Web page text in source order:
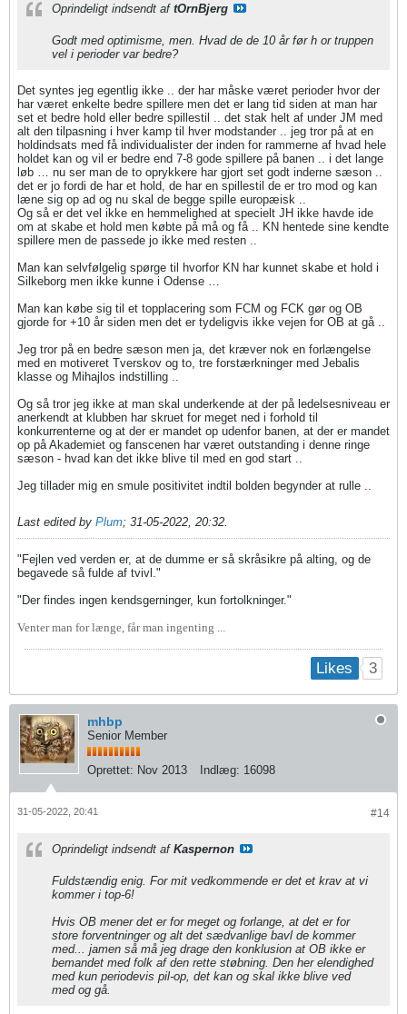
Oprindeligt indsendt af tOrnBjerg
Godt med optimisme, men. Hvad de de 10 år før h or truppen
vel i perioder var bedre?
Det syntes jeg egentlig ikke .. der har måske været perioder hvor der
har været enkelte bedre spillere men det er lang tid siden at man har
set et bedre hold eller bedre spillestil .. det stak helt af under JM med
alt den tilpasning i hver kamp til hver modstander .. jeg tror på at en
holdindsats med få individualister der inden for rammerne af hvad hele
holdet kan og vil er bedre end 7-8 gode spillere på banen .. i det lange
løb … nu ser man de to oprykkere har gjort set godt inderne sæson ..
det er jo fordi de har et hold, de har en spillestil de er tro mod og kan
læne sig op ad og nu skal de begge spille europæisk ..
Og så er det vel ikke en hemmelighed at specielt JH ikke havde ide
om at skabe et hold men købte på må og få .. KN hentede sine kendte
spillere men de passede jo ikke med resten ..
Man kan selvfølgelig spørge til hvorfor KN har kunnet skabe et hold i
Silkeborg men ikke kunne i Odense …
Man kan købe sig til et topplacering som FCM og FCK gør og OB
gjorde for +10 år siden men det er tydeligvis ikke vejen for OB at gå ..
Jeg tror på en bedre sæson men ja, det kræver nok en forlængelse
med en motiveret Tverskov og to, tre forstærkninger med Jebalis
klasse og Mihajlos indstilling ..
Og så tror jeg ikke at man skal underkende at der på ledelsesniveau er
anerkendt at klubben har skruet for meget ned i forhold til
konkurrenterne og at der er mandet op udenfor banen, at der er mandet
op på Akademiet og fanscenen har været outstanding i denne ringe
sæson - hvad kan det ikke blive til med en god start ..
Jeg tillader mig en smule positivitet indtil bolden begynder at rulle ..
Last edited by Plum; 31-05-2022, 20:32
"Fejlen ved verden er, at de dumme er så skråsikre på alting, og de
begavede så fulde af tvivl."
"Der findes ingen kendsgerninger, kun fortolkninger."
Venter man for længe, får man ingenting ...
Likes 3
mhbp
Senior Member
Oprettet: Nov 2013 Indlæg: 16098
#14
31-05-2022, 20:41
Oprindeligt indsendt af Kaspernon
Fuldstændig enig. For mit vedkommende er det et krav at vi
kommer i top-6!
​​​​​​Hvis OB mener det er for meget og forlange, at det er for
store forventninger og alt det sædvanlige bavl de kommer
med... jamen så må jeg drage den konklusion at OB ikke er
bemandet med folk af den rette støbning. Den her elendighed
med kun periodevis pil-op, det kan og skal ikke blive ved
med og gå.